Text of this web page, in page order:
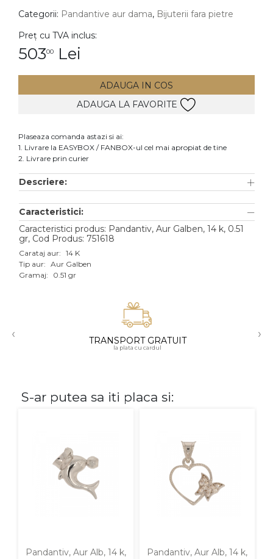
Inele
Cercei
Bratari
Lanturi
Pandantive
Accesorii
Aur galben
Aur alb
Aur roz
Cu pietre
Categorii: Pandantive aur dama, Bijuterii fara pietre
Preț cu TVA inclus:
50300 Lei
ADAUGA IN COS
ADAUGA LA FAVORITE
Plaseaza comanda astazi si ai:
1. Livrare la EASYBOX / FANBOX-ul cel mai apropiat de tine
2. Livrare prin curier
Descriere:
Caracteristici:
Caracteristici produs: Pandantiv, Aur Galben, 14 k, 0.51
gr, Cod Produs: 751618
Carataj aur: 14 K
Tip aur: Aur Galben
Gramaj:
0.51 gr
‹ TRANSPORT GRATUIT
la plata cu cardul
›
S-ar putea sa iti placa si:
Pandantiv, Aur Alb, 14 k,
Pandantiv, Aur Alb, 14 k,